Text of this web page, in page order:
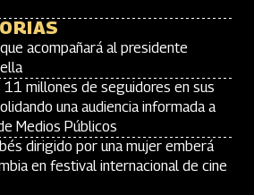
acompañará al presidente
11 millones de seguidores en sus
una audiencia informada a
Medios Públicos
dirigido por una mujer emberá
en festival internacional de cine